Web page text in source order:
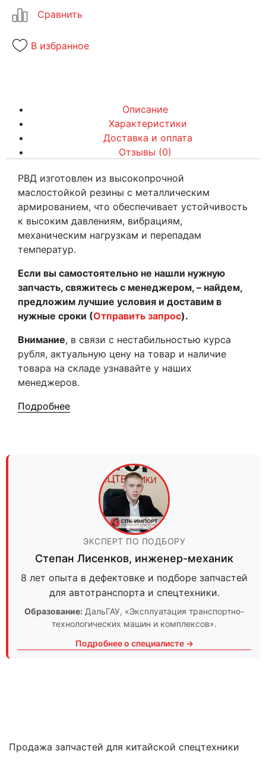
В избранное
Описание
Характеристики
Доставка и оплата
Отзывы (0)
РВД изготовлен из высокопрочной
маслостойкой резины с металлическим
армированием, что обеспечивает устойчивость
к высоким давлениям, вибрациям,
механическим нагрузкам и перепадам
температур.
Если вы самостоятельно не нашли нужную
запчасть, свяжитесь с менеджером, – найдем,
предложим лучшие условия и доставим в
нужные сроки (Отправить запрос).
Внимание, в связи с нестабильностью курса
рубля, актуальную цену на товар и наличие
товара на складе узнавайте у наших
менеджеров.
Подробнее
ЭКСПЕРТ ПО ПОДБОРУ
Степан Лисенков, инженер-механик
8 лет опыта в дефектовке и подборе запчастей
для автотранспорта и спецтехники.
Образование: ДальГАУ, «Эксплуатация транспортно-
технологических машин и комплексов».
Подробнее о специалисте →
Продажа запчастей для китайской спецтехники